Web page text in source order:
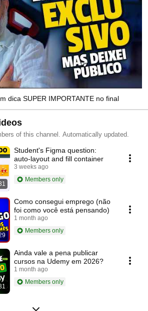
dica SUPER IMPORTANTE no final
of this channel. Automatically updated.
Student's Figma question:
auto-layout and fill container
3 weeks ago
Members only
Como consegui emprego (não
foi como você está pensando)
1 month ago
Members only
Ainda vale a pena publicar
cursos na Udemy em 2026?
1 month ago
Members only